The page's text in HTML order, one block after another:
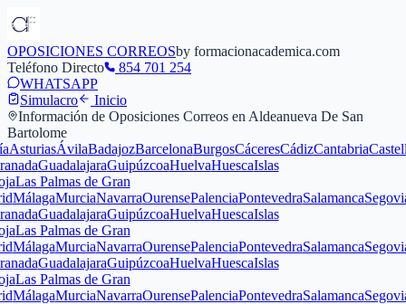
OPOSICIONES CORREOSby formacionacademica.com
Teléfono Directo
854 701 254
WHATSAPP
Simulacro
Inicio
Información de Oposiciones Correos en Aldeanueva De San
Bartolome
ÁvilaBadajozBarcelonaBurgosCáceresCádizCantabriaCastellón
GuadalajaraGuipúzcoaHuelvaHuescaIslas
de Gran
MurciaNavarraOurensePalenciaPontevedraSalamancaSegovia
GuadalajaraGuipúzcoaHuelvaHuescaIslas
de Gran
MurciaNavarraOurensePalenciaPontevedraSalamancaSegovia
GuadalajaraGuipúzcoaHuelvaHuescaIslas
de Gran
MurciaNavarraOurensePalenciaPontevedraSalamancaSegovia